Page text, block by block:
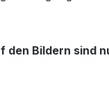
Bildern sind